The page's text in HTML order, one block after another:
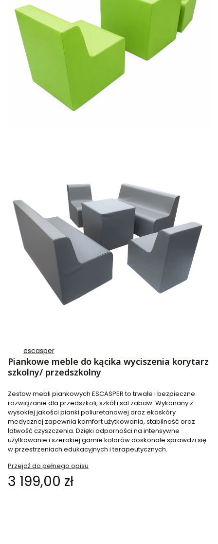
escasper
Piankowe meble do kącika wyciszenia korytarz
szkolny/ przedszkolny
Zestaw mebli piankowych ESCASPER to trwałe i bezpieczne
rozwiązanie dla przedszkoli, szkół i sal zabaw. Wykonany z
wysokiej jakości pianki poliuretanowej oraz ekoskóry
medycznej zapewnia komfort użytkowania, stabilność oraz
łatwość czyszczenia. Dzięki odporności na intensywne
użytkowanie i szerokiej gamie kolorów doskonale sprawdzi się
w przestrzeniach edukacyjnych i terapeutycznych.
Przejdź do pełnego opisu
Cena
3 199,00 zł